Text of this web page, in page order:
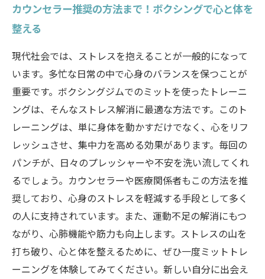
カウンセラー推奨の方法まで！ボクシングで心と体を
整える
現代社会では、ストレスを抱えることが一般的になって
います。多忙な日常の中で心身のバランスを保つことが
重要です。ボクシングジムでのミットを使ったトレーニ
ングは、そんなストレス解消に最適な方法です。このト
レーニングは、単に身体を動かすだけでなく、心をリフ
レッシュさせ、集中力を高める効果があります。毎回の
パンチが、日々のプレッシャーや不安を洗い流してくれ
るでしょう。カウンセラーや医療関係者もこの方法を推
奨しており、心身のストレスを軽減する手段として多く
の人に支持されています。また、運動不足の解消にもつ
ながり、心肺機能や筋力も向上します。ストレスの山を
打ち破り、心と体を整えるために、ぜひ一度ミットトレ
ーニングを体験してみてください。新しい自分に出会え